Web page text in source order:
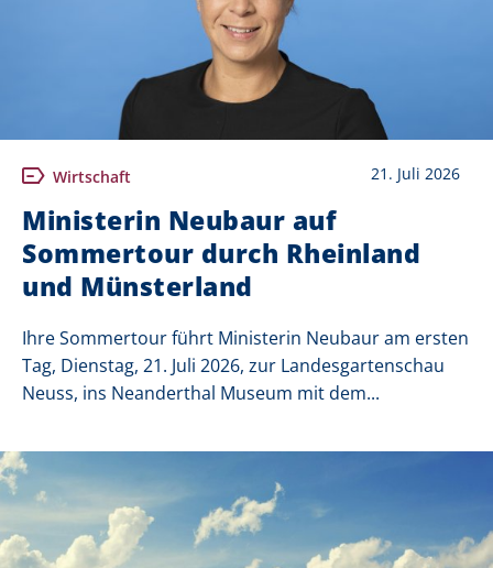
Wirtschaft 21. Juli 2026
Ministerin Neubaur auf
Sommertour durch Rheinland
und Münsterland
Ihre Sommertour führt Ministerin Neubaur am ersten
Tag, Dienstag, 21. Juli 2026, zur Landesgartenschau
Neuss, ins Neanderthal Museum mit dem...